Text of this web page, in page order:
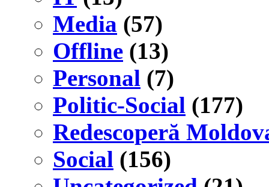
Media (57)
Offline (13)
Personal (7)
Politic-Social (177)
Redescoperă
Social (156)